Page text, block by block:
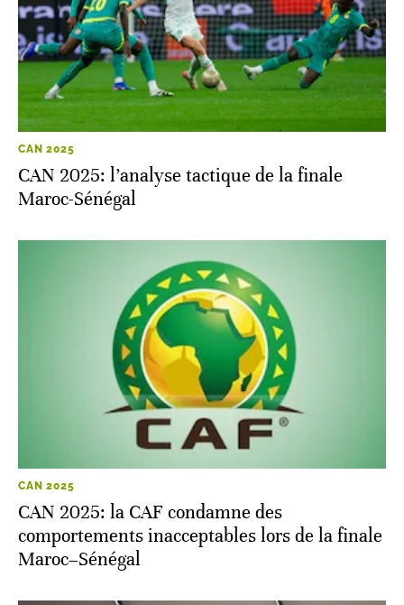
CAN 2025
CAN 2025: l’analyse tactique de la finale
Maroc-Sénégal
CAN 2025
CAN 2025: la CAF condamne des
comportements inacceptables lors de la finale
Maroc–Sénégal